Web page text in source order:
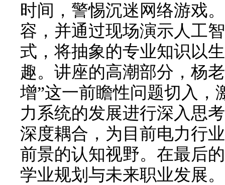
时间，警惕沉迷网络游戏
容，并通过现场演示人工
式，将抽象的专业知识以
趣。讲座的高潮部分，杨
增”这一前瞻性问题切入，
力系统的发展进行深入思
深度耦合，为目前电力行
前景的认知视野。在最后
学业规划与未来职业发展